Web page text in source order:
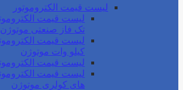
لیست قیمت الکتروموتور
لیست قیمت
تک فاز صنعتی موتوژن
کیلو وات موتوژن
لیست قیمت
لیست قیمت
های کولری موتوژن